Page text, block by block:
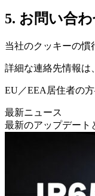
5. お問い合
当社のクッキーの慣
詳細な連絡先情報は
EU／EEA居住者の
最新ニュース
最新のアップデート